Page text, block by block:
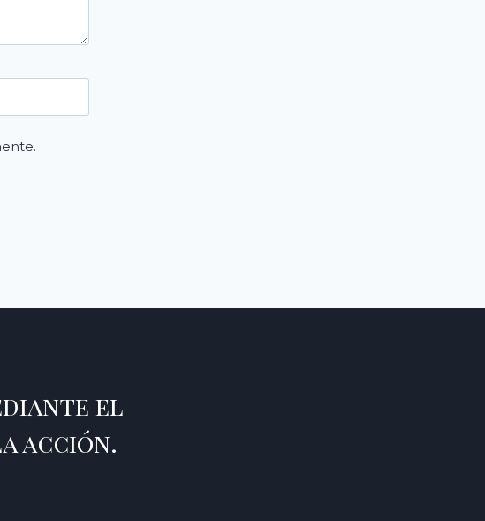
el
acción.